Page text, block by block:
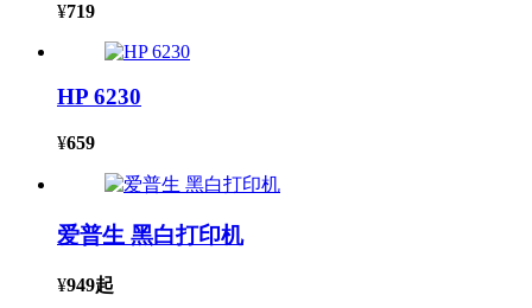
¥719
HP 6230
¥659
爱普生 黑白打印机
¥949起